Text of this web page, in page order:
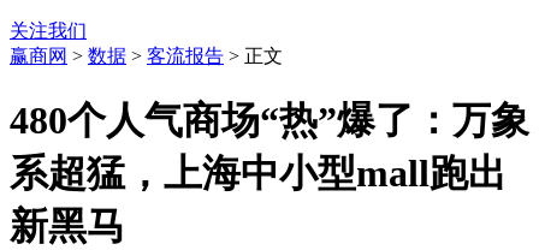
关注我们
赢商网 > 数据 > 客流报告 > 正文
480个人气商场“热”爆了：万象
系超猛，上海中小型mall跑出
新黑马